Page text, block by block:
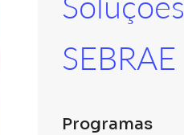
SEBRAE
Programas